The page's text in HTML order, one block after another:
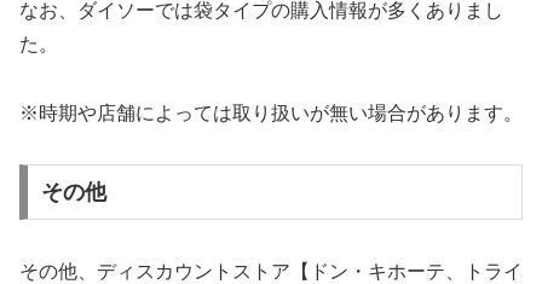
なお、ダイソーでは袋タイプの購入情報が多くありまし
た。
※時期や店舗によっては取り扱いが無い場合があります。
その他
その他、ディスカウントストア【ドン・キホーテ、トライ